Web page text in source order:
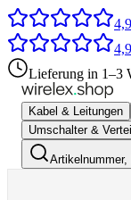
Lieferung in 1–3
Kabel & Leitungen
Umschalter &